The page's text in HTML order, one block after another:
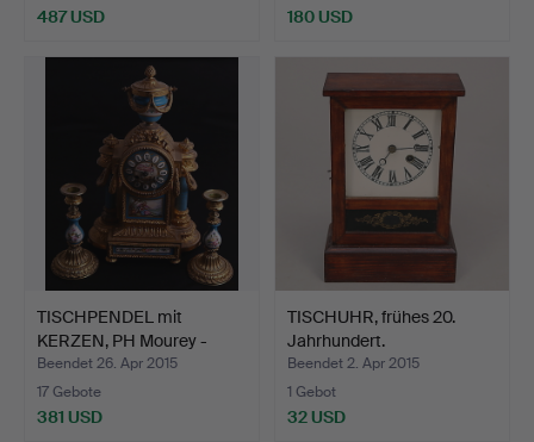
487 USD
180 USD
TISCHPENDEL mit
KERZEN, PH Mourey -
Frankr…
Beendet 26. Apr 2015
17 Gebote
381 USD
TISCHUHR, frühes 20.
Jahrhundert.
Beendet 2. Apr 2015
1 Gebot
32 USD